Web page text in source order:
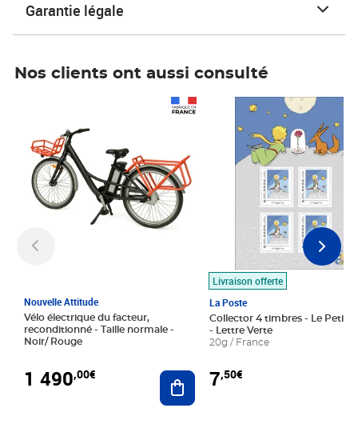
Garantie légale
Nos clients ont aussi consulté
Nouvelle Attitude
Vélo électrique du facteur,
reconditionné - Taille normale -
Noir/ Rouge
1 490,00€ Ajouter au panier
Livraison offerte
La Poste
Collector 4 timbres - Le Petit
- Lettre Verte
20g / France
7,50€
Prix 7,50€